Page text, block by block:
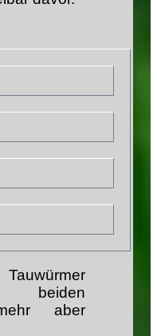
beiden
aber